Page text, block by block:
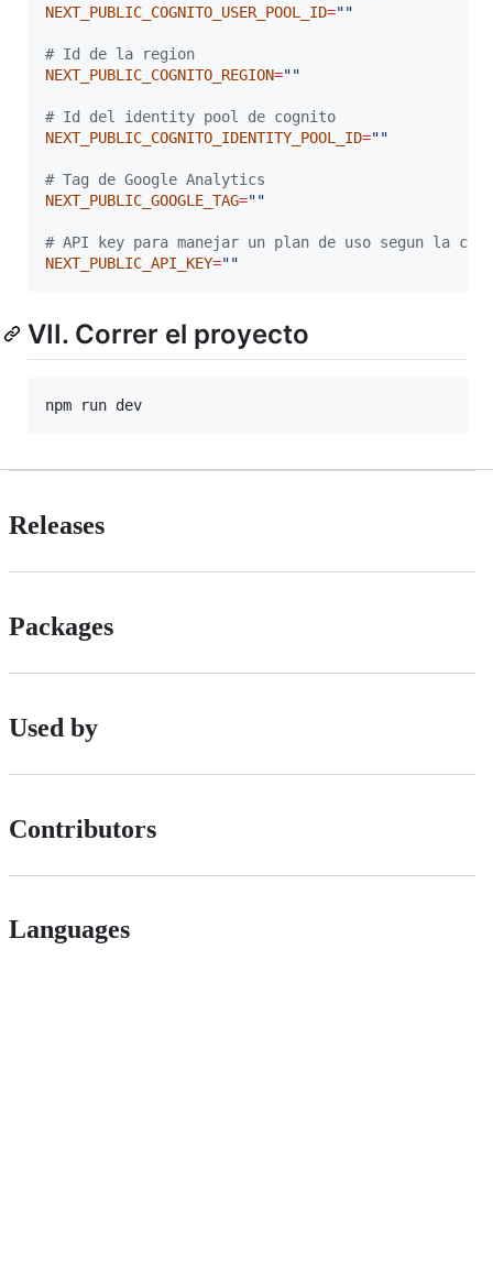
NEXT_PUBLIC_COGNITO_USER_POOL_ID=""
# Id de la region
NEXT_PUBLIC_COGNITO_REGION=""
# Id del identity pool de cognito
NEXT_PUBLIC_COGNITO_IDENTITY_POOL_ID=""
# Tag de Google Analytics
NEXT_PUBLIC_GOOGLE_TAG=""
# API key para manejar un plan de uso segun la
NEXT_PUBLIC_API_KEY=""
VII. Correr el proyecto
npm run dev
Releases
Packages
Used by
Contributors
Languages